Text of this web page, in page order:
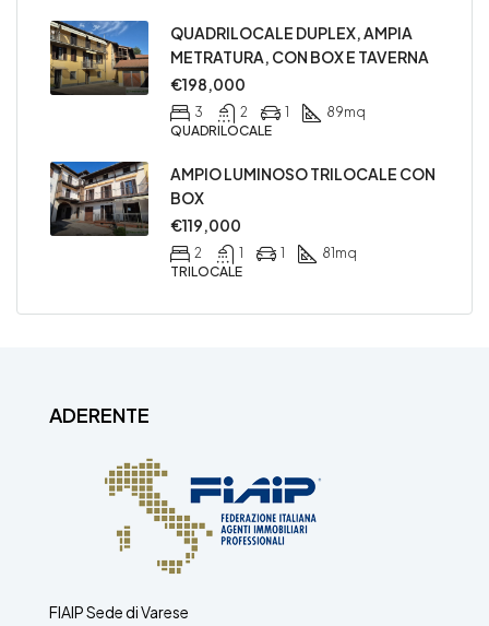
QUADRILOCALE DUPLEX, AMPIA
METRATURA, CON BOX E TAVERNA
€198,000
3 2 1 89mq
QUADRILOCALE
AMPIO LUMINOSO TRILOCALE CON
BOX
€119,000
2 1 1 81 mq
TRILOCALE
ADERENTE
FIAIP Sede di Varese